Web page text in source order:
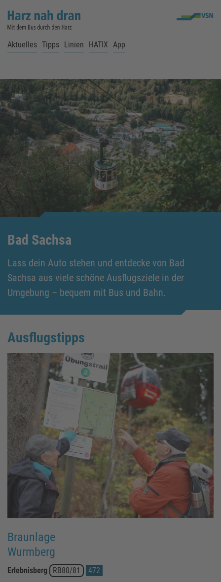
Aktuelles Tipps Linien HATIX App
Bad Sachsa
Lass dein Auto stehen und entdecke von Bad
Sachsa aus viele schöne Ausflugsziele in der
Umgebung – bequem mit Bus und Bahn.
Ausflugstipps
Braunlage
Wurmberg
Erlebnisberg RB80/81
472